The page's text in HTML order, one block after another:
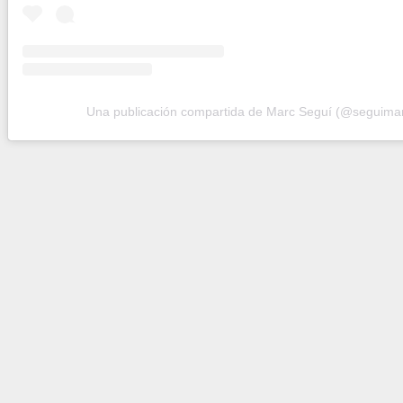
Una publicación compartida de Marc Seguí